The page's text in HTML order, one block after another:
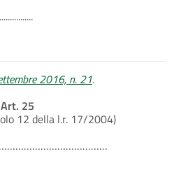
2016, n. 21.
Art. 25
12 della l.r. 17/2004)